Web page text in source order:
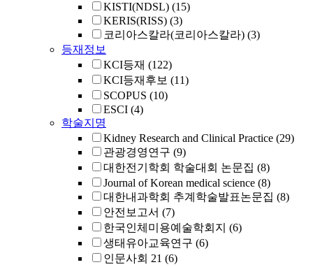
KISTI(NDSL) (15)
KERIS(RISS) (3)
코리아스칼라(코리아스칼라) (3)
등재정보
KCI등재 (122)
KCI등재후보 (11)
SCOPUS (10)
ESCI (4)
학술지명
Kidney Research and Clinical Practice (29)
관광경영연구 (9)
대한전기학회 학술대회 논문집 (8)
Journal of Korean medical science (8)
대한내과학회 추계학술발표논문집 (8)
안전보고서 (7)
한국인체미용예술학회지 (6)
생태유아교육연구 (6)
인문사회 21 (6)